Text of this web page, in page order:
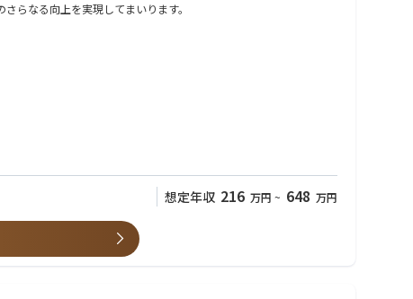
らなる向上を実現してまいります。
想定年収 216 万円 ~ 648 万円